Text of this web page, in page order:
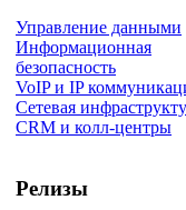
Управление данными
Информационная
безопасность
VoIP и IP
Сетевая
CRM и колл-центры
Релизы